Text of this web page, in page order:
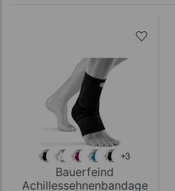
Bauerfeind
Achillessehnenbandage